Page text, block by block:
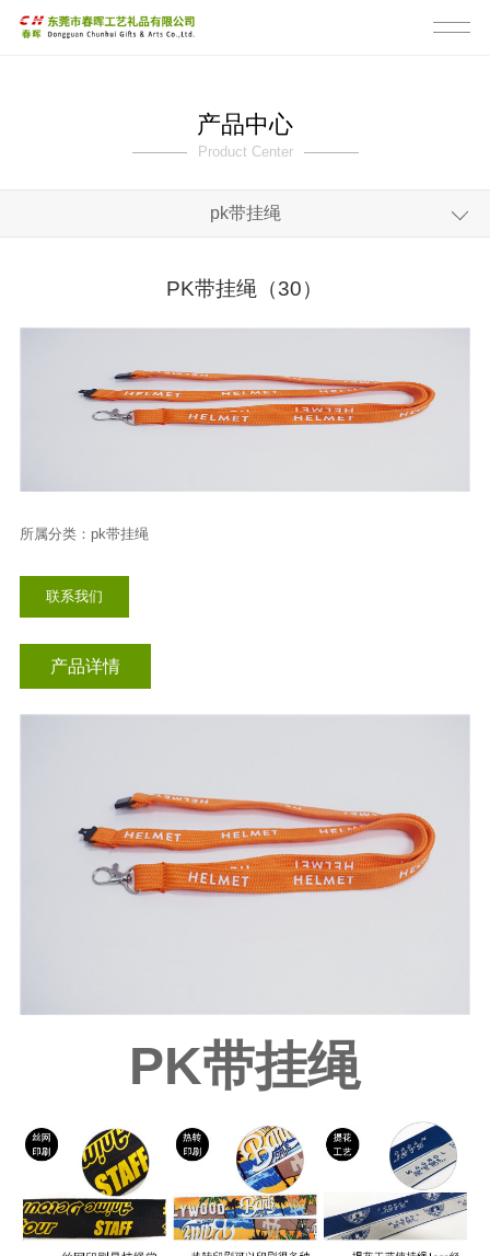
产品中心
Product Center
pk带挂绳
pk带挂绳
潜水料眼镜带
PK带挂绳（30）
所属分类：pk带挂绳
联系我们
产品详情
PK带挂绳